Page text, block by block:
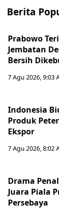
Berita
Prabowo
Jembatan
Bersih
7 Agu 2026, 9:03
Indonesia
Produk
Ekspor
7 Agu 2026, 8:02
Drama
Juara Piala
Persebaya